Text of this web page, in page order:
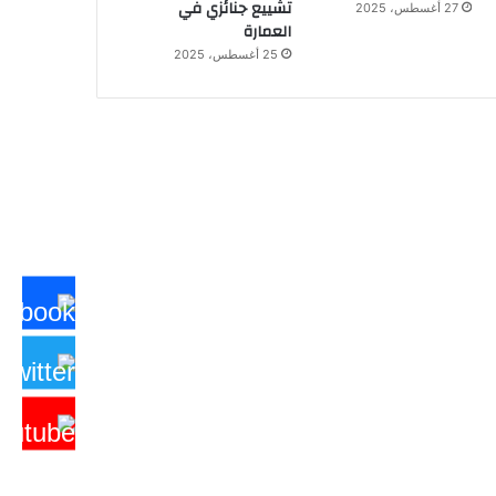
27 أغسطس، 2025
تشييع جنائزي في
العمارة
25 أغسطس، 2025